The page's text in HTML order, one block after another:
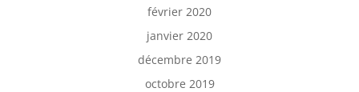
février 2020
janvier 2020
décembre 2019
octobre 2019